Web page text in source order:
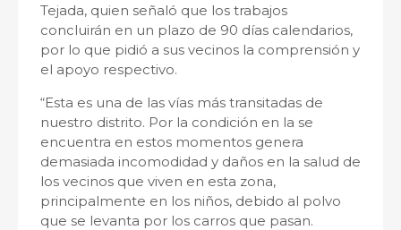
Tejada, quien señaló que los trabajos
concluirán en un plazo de 90 días calendarios,
por lo que pidió a sus vecinos la comprensión y
el apoyo respectivo.
“Esta es una de las vías más transitadas de
nuestro distrito. Por la condición en la se
encuentra en estos momentos genera
demasiada incomodidad y daños en la salud de
los vecinos que viven en esta zona,
principalmente en los niños, debido al polvo
que se levanta por los carros que pasan.